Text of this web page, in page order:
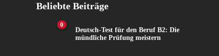
Beliebte Beiträge
0
Deutsch-Test für den Beruf B2: Die
mündliche Prüfung meistern